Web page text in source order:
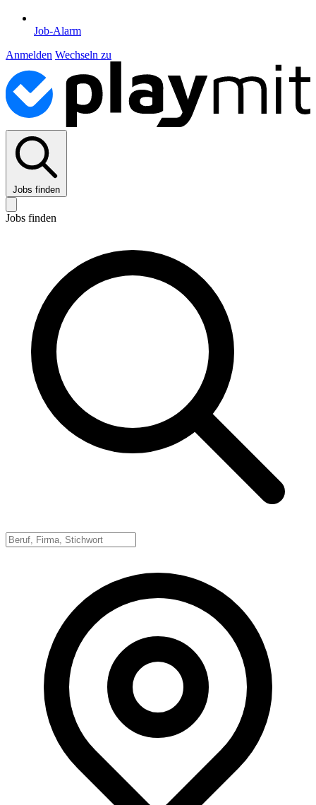
Job-Alarm
Anmelden Wechseln zu
Jobs finden
Jobs finden